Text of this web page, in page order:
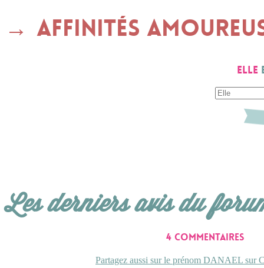
Affinités
Elle
Les derniers avis du
4 commentaires
Partagez aussi sur le prénom DANAEL sur